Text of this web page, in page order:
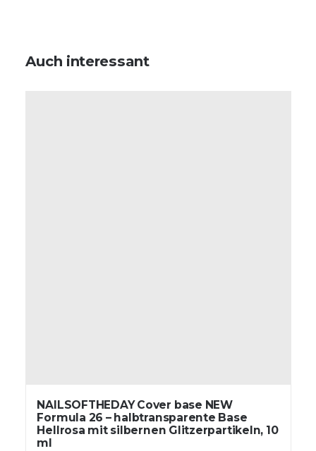
Auch interessant
NAILSOFTHEDAY Cover base NEW
Formula 26 – halbtransparente Base
Hellrosa mit silbernen Glitzerpartikeln, 10
ml